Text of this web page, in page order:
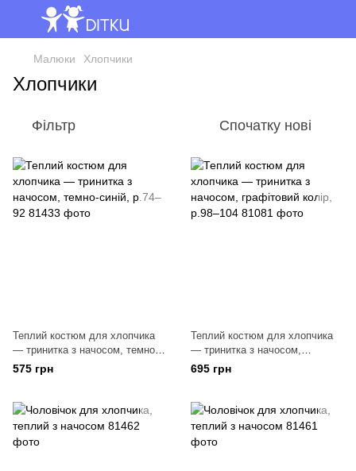
Малюки Хлопчики
Хлопчики
Фільтр Спочатку нові
Теплий костюм для хлопчика
— тринитка з начосом, темно-
синій, р.74–92
575 грн
Теплий костюм для хлопчика
— тринитка з начосом,
графітовий колір, р.98–104
695 грн